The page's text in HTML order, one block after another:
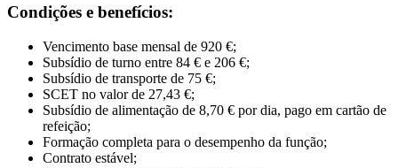
Condições e benefícios:
Vencimento base mensal de 920 €;
Subsídio de turno entre 84 € e 206 €;
Subsídio de transporte de 75 €;
SCET no valor de 27,43 €;
Subsídio de alimentação de 8,70 € por dia, pago em cartão de
refeição;
Formação completa para o desempenho da função;
Contrato estável;